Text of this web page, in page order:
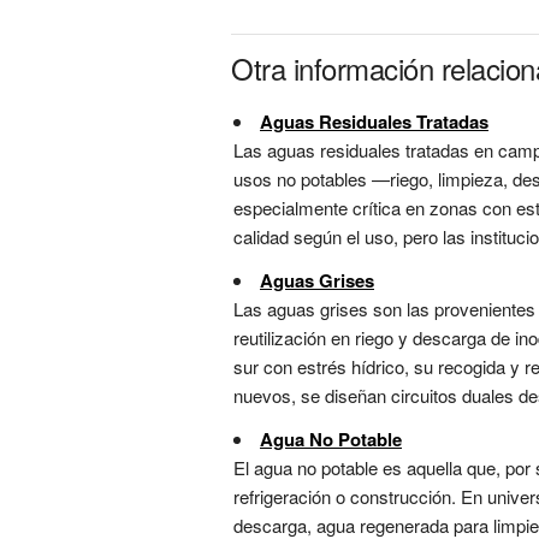
Otra información
Aguas Residuales Tratadas
Las aguas residuales tratadas en
usos no potables —riego, limpieza,
especialmente crítica en zonas con
calidad según el uso, pero las
Aguas Grises
Las aguas grises son las
reutilización en riego y descarga de
sur con estrés hídrico, su recogida y
nuevos, se diseñan circuitos duales
Agua No Potable
El agua no potable es aquella que,
refrigeración o construcción. En
descarga, agua regenerada para